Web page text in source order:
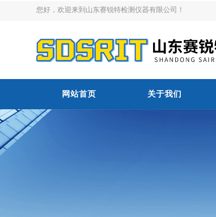
您好，欢迎来到山东赛锐特检测仪器有限公司！
网站首页 关于我们